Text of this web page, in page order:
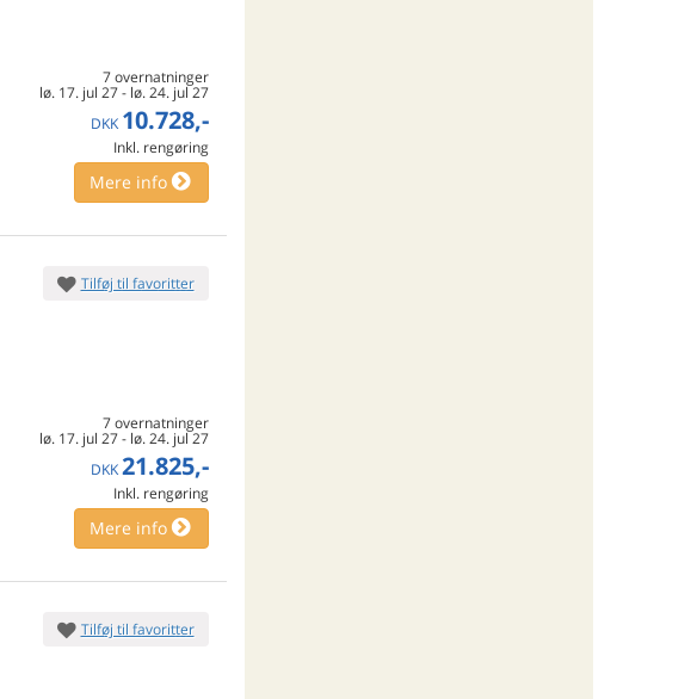
7 overnatninger
lø. 17. jul 27- lø. 24. jul 27
DKK 10.728,-
Inkl. rengøring
Mere info
Tilføj til favoritter
7 overnatninger
lø. 17. jul 27- lø. 24. jul 27
DKK 21.825,-
Inkl. rengøring
Mere info
Tilføj til favoritter